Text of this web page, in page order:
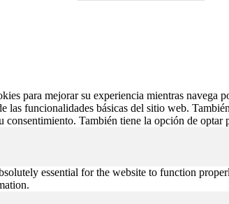
para mejorar su experiencia mientras navega
las funcionalidades básicas del sitio web.
consentimiento. También tiene la opción de
essential for the website to function